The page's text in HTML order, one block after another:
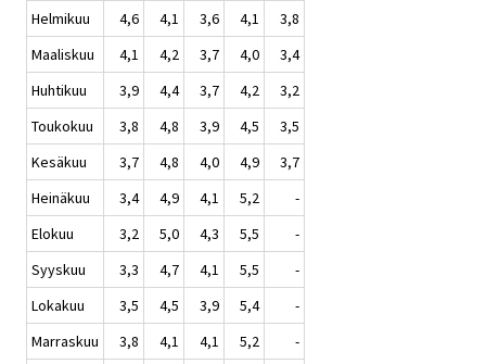
Helmikuu
4,6 4,1 3,6 4,1
3,8
Maaliskuu
4,1 4,2 3,7 4,0
3,4
Huhtikuu
3,9 4,4 3,7 4,2
3,2
Toukokuu
3,8 4,8 3,9 4,5
3,5
Kesäkuu
3,7 4,8 4,0 4,9
3,7
Heinäkuu
3,4 4,9 4,1 5,2
-
Elokuu
3,2 5,0 4,3 5,5
-
Syyskuu
3,3 4,7 4,1 5,5
-
Lokakuu
3,5 4,5 3,9 5,4
-
Marraskuu
3,8 4,1 4,1 5,2
-